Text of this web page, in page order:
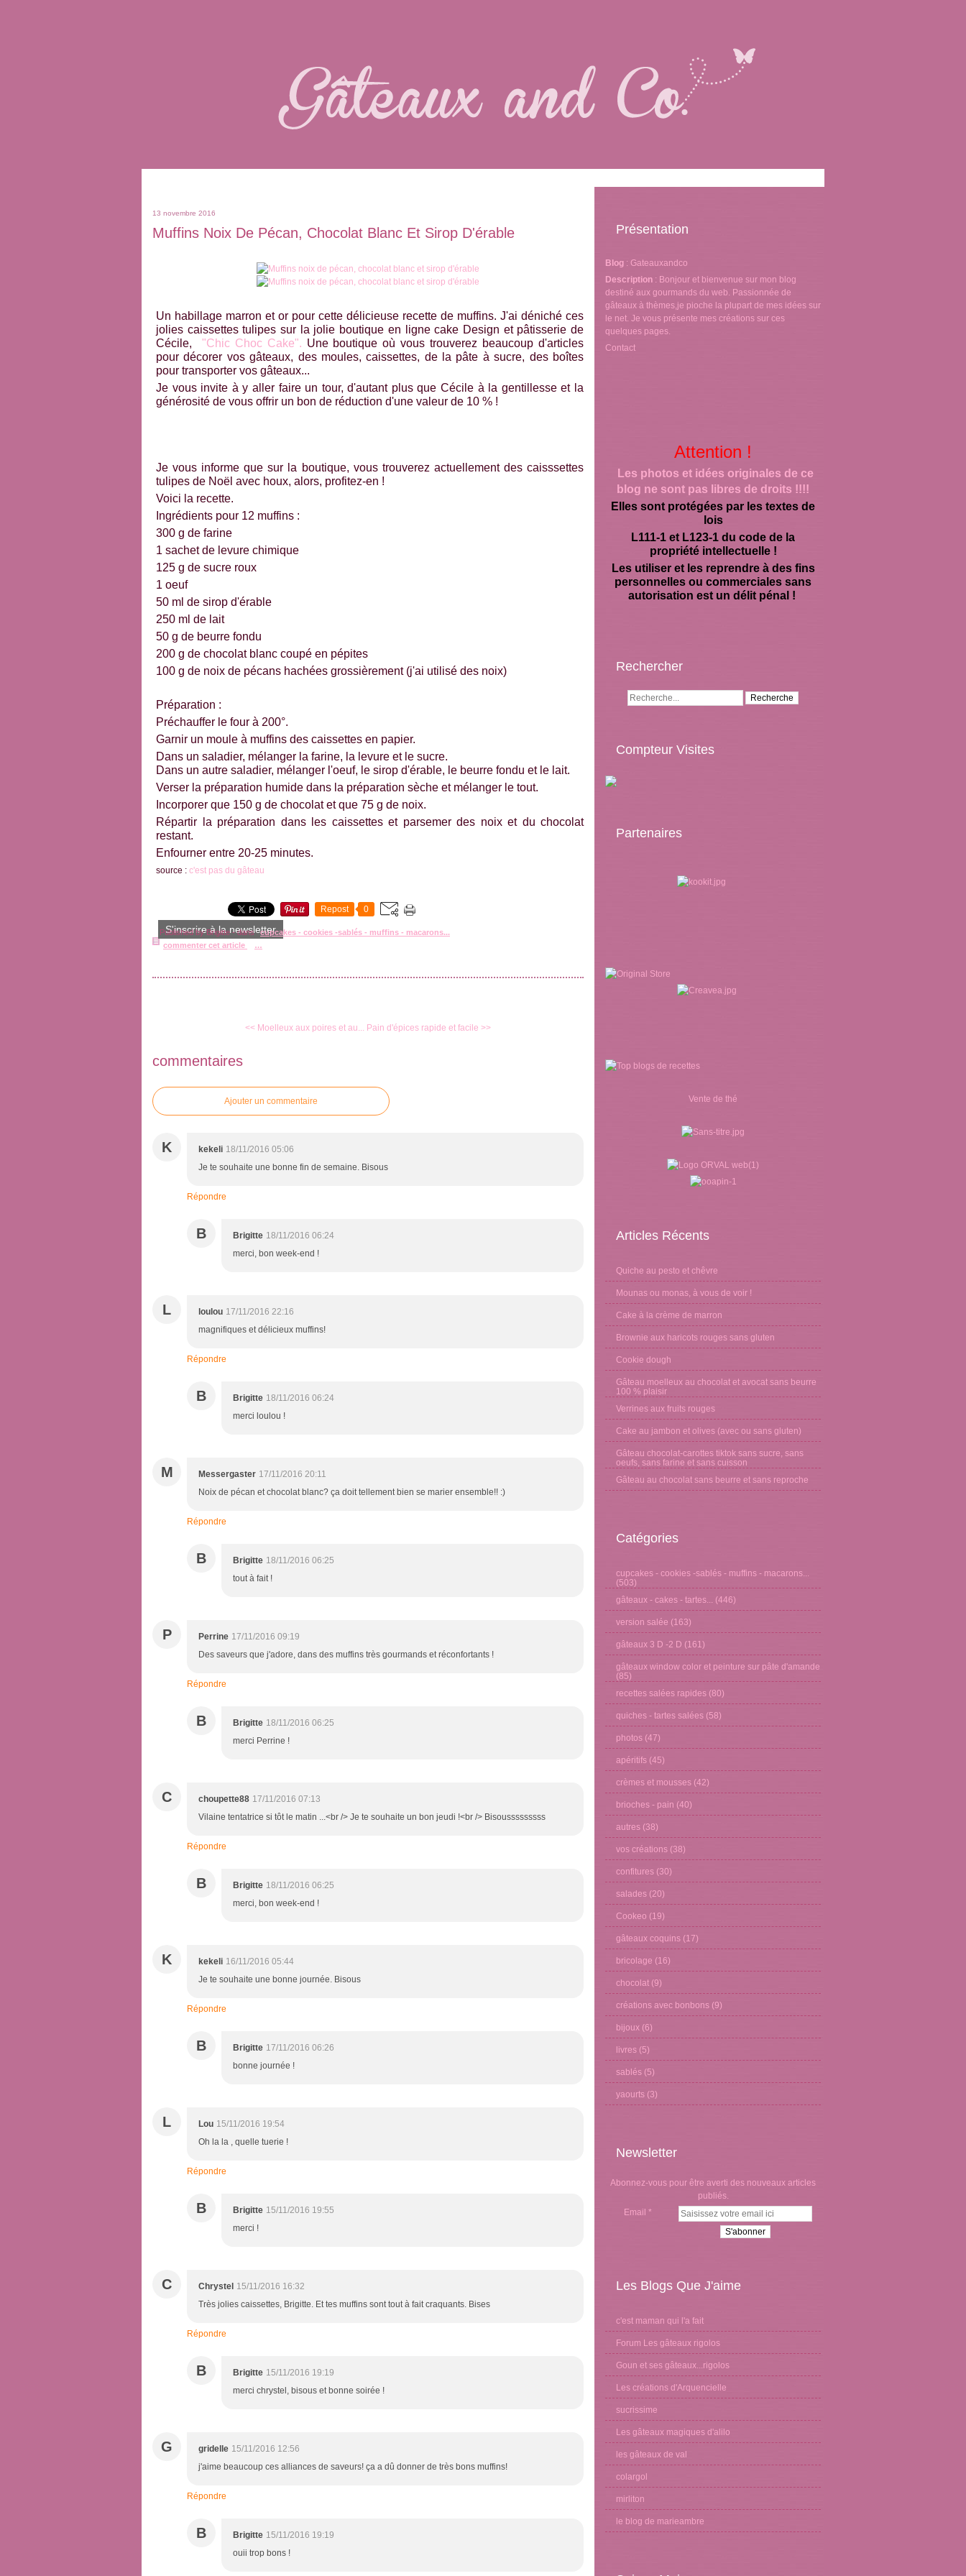
13 novembre 2016
Muffins Noix De Pécan, Chocolat Blanc Et Sirop D'érable
Un habillage marron et or pour cette délicieuse recette de muffins. J'ai déniché ces
jolies caissettes tulipes sur la jolie boutique en ligne cake Design et pâtisserie de
Cécile,
"Chic Choc Cake". Une boutique où vous trouverez beaucoup d'articles
pour décorer vos gâteaux, des moules, caissettes, de la pâte à sucre, des boîtes
pour transporter vos gâteaux...
Je vous invite à y aller faire un tour, d'autant plus que Cécile à la gentillesse et la
générosité de vous offrir un bon de réduction d'une valeur de 10 % !
Je vous informe que sur la boutique, vous trouverez actuellement des caisssettes
tulipes de Noël avec houx, alors, profitez-en !
Voici la recette.
Ingrédients pour 12 muffins :
300 g de farine
1 sachet de levure chimique
125 g de sucre roux
1 oeuf
50 ml de sirop d'érable
250 ml de lait
50 g de beurre fondu
200 g de chocolat blanc coupé en pépites
100 g de noix de pécans hachées grossièrement (j'ai utilisé des noix)
Préparation :
Préchauffer le four à 200°.
Garnir un moule à muffins des caissettes en papier.
Dans un saladier, mélanger la farine, la levure et le sucre.
Dans un autre saladier, mélanger l'oeuf, le sirop d'érable, le beurre fondu et le lait.
Verser la préparation humide dans la préparation sèche et mélanger le tout.
Incorporer que 150 g de chocolat et que 75 g de noix.
Répartir la préparation dans les caissettes et parsemer des noix et du chocolat
restant.
Enfourner entre 20-25 minutes.
source : c'est pas du gâteau
Repost 0
S'inscrire à la newsletter
Published by Brigitte -dans cupcakes - cookies -sablés - muffins - macarons...
commenter cet article
…
<< Moelleux aux poires et au... Pain d'épices rapide et facile >>
commentaires
Ajouter un commentaire
K kekeli 18/11/2016 05:06
Je te souhaite une bonne fin de semaine. Bisous
Répondre
B Brigitte 18/11/2016 06:24
merci, bon week-end !
L loulou 17/11/2016 22:16
magnifiques et délicieux muffins!
Répondre
B Brigitte 18/11/2016 06:24
merci loulou !
M Messergaster 17/11/2016 20:11
Noix de pécan et chocolat blanc? ça doit tellement bien se marier ensemble!! :)
Répondre
B Brigitte 18/11/2016 06:25
tout à fait !
P Perrine 17/11/2016 09:19
Des saveurs que j'adore, dans des muffins très gourmands et réconfortants !
Répondre
B Brigitte 18/11/2016 06:25
merci Perrine !
C choupette88 17/11/2016 07:13
Vilaine tentatrice si tôt le matin ...<br /> Je te souhaite un bon jeudi !<br /> Bisousssssssss
Répondre
B Brigitte 18/11/2016 06:25
merci, bon week-end !
K kekeli 16/11/2016 05:44
Je te souhaite une bonne journée. Bisous
Répondre
B Brigitte 17/11/2016 06:26
bonne journée !
L Lou 15/11/2016 19:54
Oh la la , quelle tuerie !
Répondre
B Brigitte 15/11/2016 19:55
merci !
C Chrystel 15/11/2016 16:32
Très jolies caissettes, Brigitte. Et tes muffins sont tout à fait craquants. Bises
Répondre
B Brigitte 15/11/2016 19:19
merci chrystel, bisous et bonne soirée !
G gridelle 15/11/2016 12:56
j'aime beaucoup ces alliances de saveurs! ça a dû donner de très bons muffins!
Répondre
B Brigitte 15/11/2016 19:19
ouii trop bons !
Présentation
Blog : Gateauxandco
Description : Bonjour et bienvenue sur mon blog
destiné aux gourmands du web. Passionnée de
gâteaux à thèmes,je pioche la plupart de mes idées sur
le net. Je vous présente mes créations sur ces
quelques pages.
Contact
Attention !
Les photos et idées originales de ce
blog ne sont pas libres de droits !!!!
Elles sont protégées par les textes de
lois
L111-1 et L123-1 du code de la
propriété intellectuelle !
Les utiliser et les reprendre à des fins
personnelles ou commerciales sans
autorisation est un délit pénal !
Rechercher
Compteur Visites
Partenaires
Vente de thé
Articles Récents
Quiche au pesto et chêvre
Mounas ou monas, à vous de voir !
Cake à la crème de marron
Brownie aux haricots rouges sans gluten
Cookie dough
Gâteau moelleux au chocolat et avocat sans beurre
100 % plaisir
Verrines aux fruits rouges
Cake au jambon et olives (avec ou sans gluten)
Gâteau chocolat-carottes tiktok sans sucre, sans
oeufs, sans farine et sans cuisson
Gâteau au chocolat sans beurre et sans reproche
Catégories
cupcakes - cookies -sablés - muffins - macarons...
(503)
gâteaux - cakes - tartes... (446)
version salée (163)
gâteaux 3 D -2 D (161)
gâteaux window color et peinture sur pâte d'amande
(85)
recettes salées rapides (80)
quiches - tartes salées (58)
photos (47)
apéritifs (45)
crèmes et mousses (42)
brioches - pain (40)
autres (38)
vos créations (38)
confitures (30)
salades (20)
Cookeo (19)
gâteaux coquins (17)
bricolage (16)
chocolat (9)
créations avec bonbons (9)
bijoux (6)
livres (5)
sablés (5)
yaourts (3)
Newsletter
Abonnez-vous pour être averti des nouveaux articles
publiés.
Email
Les Blogs Que J'aime
c'est maman qui l'a fait
Forum Les gâteaux rigolos
Goun et ses gâteaux...rigolos
Les créations d'Arquencielle
sucrissime
Les gâteaux magiques d'alilo
les gâteaux de val
colargol
mirliton
le blog de marieambre